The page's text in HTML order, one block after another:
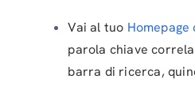
Vai al tuo Homepage
parola chiave
barra di ricerca,